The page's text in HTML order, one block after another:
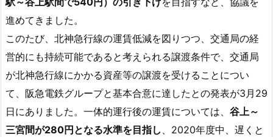
進めてきました。
このたび、北神急行線の運賃低減を図りつつ、交通局の経
営的にも持続可能であると考えられる譲渡条件で、交通局
が北神急行線にかかる資産等の譲渡を受けることについ
て、阪急電鉄グループと基本合意に達したとの発表が3月29
日にありました。一体的運行後の運賃については、 谷上～
三宮間が280円となる水準を目指し 、2020年度中、遅くと